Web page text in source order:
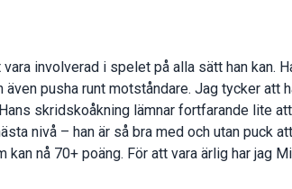
involverad i spelet på alla sätt han kan.
även pusha runt motståndare. Jag tycker att
skridskoåkning lämnar fortfarande lite
nivå – han är så bra med och utan puck
nå 70+ poäng. För att vara ärlig har jag